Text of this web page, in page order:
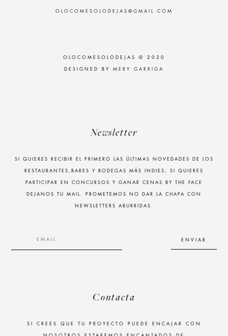
OLOCOMESOLODEJAS@GMAIL.COM
OLOCOMESOLODEJAS © 2020
DESIGNED BY MERY GARRIGA
Newsletter
SI QUIERES RECIBIR EL PRIMERO LAS ÚLTIMAS NOVEDADES DE LOS
RESTAURANTES,BARES Y BODEGAS MÁS INDIES, SI QUIERES
PARTICIPAR EN CONCURSOS Y GANAR CENAS BY THE FACE
DEJANOS TU MAIL. PROMETEMOS NO DAR LA CHAPA CON
NEWSLETTERS ABURRIDAS.
Contacta
SI CREES QUE TU PROYECTO PUEDE ENCAJAR CON